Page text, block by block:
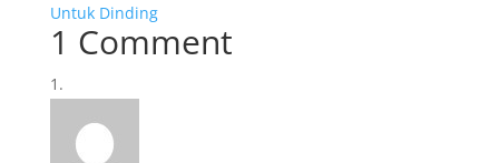
Untuk Dinding
1 Comment